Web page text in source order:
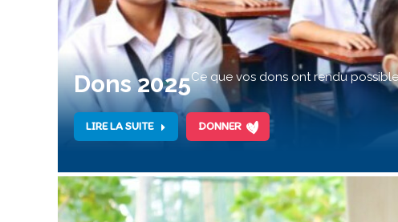
Dons 2025Ce que vos dons ont rendu
LIRE LA SUITE DONNER